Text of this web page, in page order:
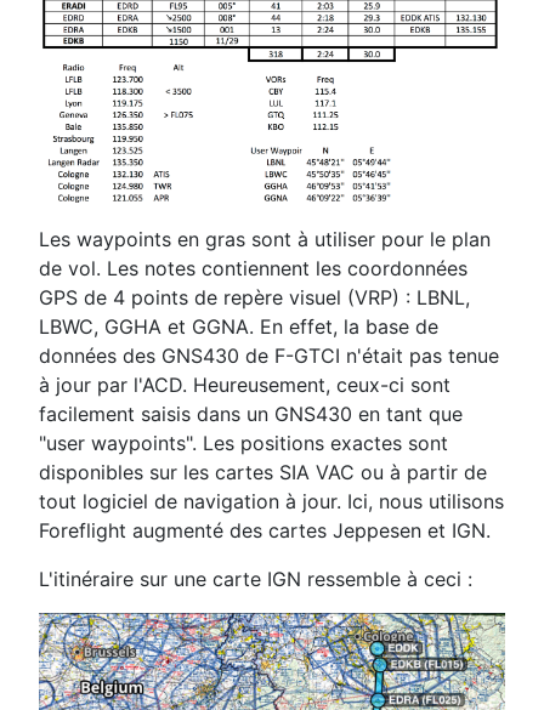
Les waypoints en gras sont à utiliser pour le plan
de vol. Les notes contiennent les coordonnées
GPS de 4 points de repère visuel (VRP) : LBNL,
LBWC, GGHA et GGNA. En effet, la base de
données des GNS430 de F-GTCI n'était pas tenue
à jour par l'ACD. Heureusement, ceux-ci sont
facilement saisis dans un GNS430 en tant que
"user waypoints". Les positions exactes sont
disponibles sur les cartes SIA VAC ou à partir de
tout logiciel de navigation à jour. Ici, nous utilisons
Foreflight augmenté des cartes Jeppesen et IGN.
L'itinéraire sur une carte IGN ressemble à ceci :